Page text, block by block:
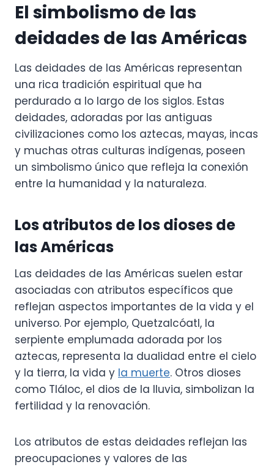
El simbolismo de las
deidades de las Américas
Las deidades de las Américas representan
una rica tradición espiritual que ha
perdurado a lo largo de los siglos. Estas
deidades, adoradas por las antiguas
civilizaciones como los aztecas, mayas, incas
y muchas otras culturas indígenas, poseen
un simbolismo único que refleja la conexión
entre la humanidad y la naturaleza.
Los atributos de los dioses de
las Américas
Las deidades de las Américas suelen estar
asociadas con atributos específicos que
reflejan aspectos importantes de la vida y el
universo. Por ejemplo, Quetzalcóatl, la
serpiente emplumada adorada por los
aztecas, representa la dualidad entre el cielo
y la tierra, la vida y la muerte. Otros dioses
como Tláloc, el dios de la lluvia, simbolizan la
fertilidad y la renovación.
Los atributos de estas deidades reflejan las
preocupaciones y valores de las